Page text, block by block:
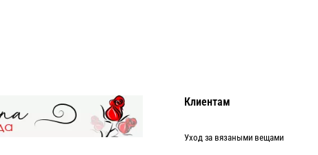
Клиентам
Уход за вязаными вещами